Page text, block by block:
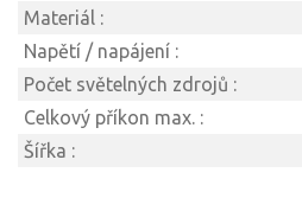
Materiál :
Napětí / napájení :
Počet světelných zdrojů :
Celkový příkon max. :
Šířka :